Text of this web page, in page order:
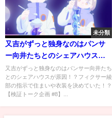
未分類
又吉がずっと独身なのはパンサ
ー向井たちとのシェアハウスが
原因！？フィクサー綾部の指示
で住まいや衣装を決めてい
た！？【検証トーク企画 #8】
又吉がずっと独身なのはパンサー向井たち
とのシェアハウスが原因！？フィクサー綾
部の指示で住まいや衣装を決めていた！？
【検証トーク企画 #8】...